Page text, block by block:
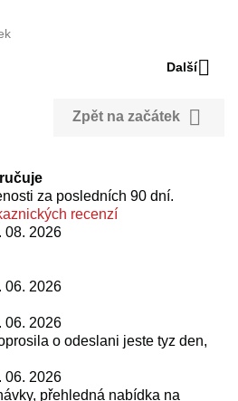
Další
Zpět na začátek 
za posledních 90 dní.
recenzí
08. 2026
06. 2026
06. 2026
o odeslani jeste tyz den,
06. 2026
přehledná nabídka na